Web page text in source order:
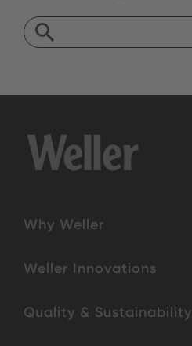
Why Weller
Weller Innovations
Quality & Sustainability